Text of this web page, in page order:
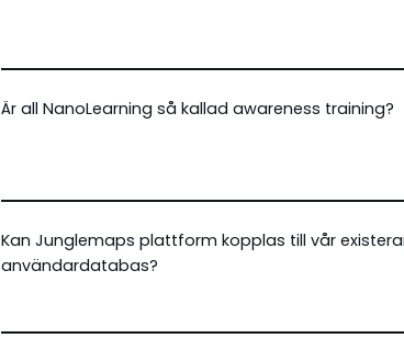
Är all NanoLearning så kallad awareness training?
Kan Junglemaps plattform kopplas till vår
användardatabas?